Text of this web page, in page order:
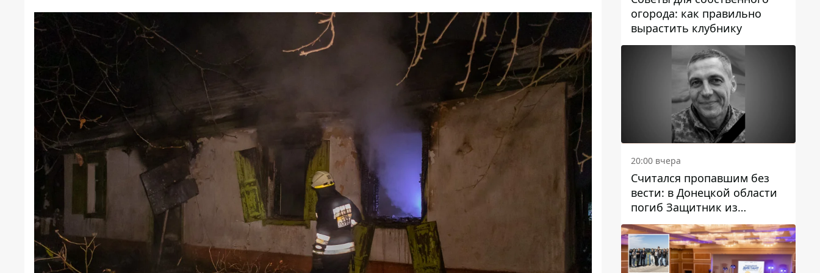
огорода: как правильно
вырастить клубнику
20:00 вчера
Считался пропавшим без
вести: в Донецкой области
погиб Защитник из
Каменского Антон
Красовский